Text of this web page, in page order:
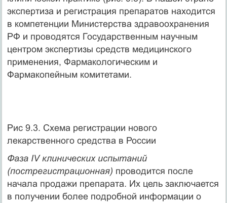
экспертиза и регистрация препаратов находится
в компетенции Министерства здравоохранения
РФ и проводятся Государственным научным
центром экспертизы средств медицинского
применения, Фармакологическим и
Фармакопейным комитетами.
Рис 9.3. Схема регистрации нового
лекарственного средства в России
Фаза IV клинических испытаний
(пострегистрационная) проводится после
начала продажи препарата. Их цель заключается
в получении более подробной информации о